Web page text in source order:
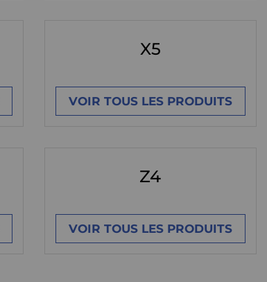
X5
VOIR TOUS LES PRODUITS
Z4
VOIR TOUS LES PRODUITS